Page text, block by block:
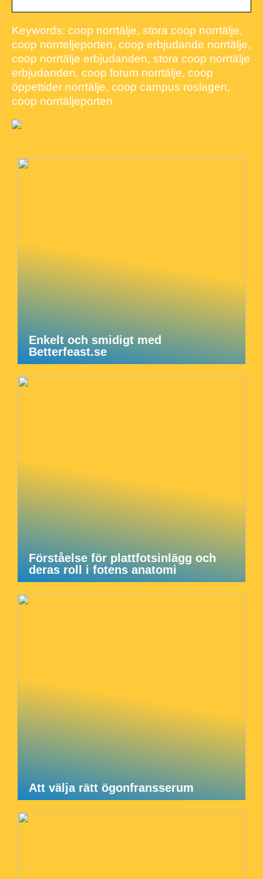
Keywords: coop norrtälje, stora coop norrtälje,
coop norrteljeporten, coop erbjudande norrtälje,
coop norrtälje erbjudanden, stora coop norrtälje
erbjudanden, coop forum norrtälje, coop
öppettider norrtälje, coop campus roslagen,
coop norrtäljeporten
Enkelt och smidigt med
Betterfeast.se
Förståelse för plattfotsinlägg och
deras roll i fotens anatomi
Att välja rätt ögonfransserum